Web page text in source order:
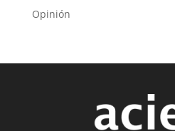
Opinión